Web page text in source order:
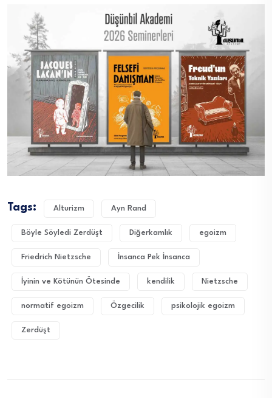
Tags: Alturizm Ayn Rand
Böyle Söyledi Zerdüşt Diğerkamlık egoizm
Friedrich Nietzsche İnsanca Pek İnsanca
İyinin ve Kötünün Ötesinde kendilik Nietzsche
normatif egoizm Özgecilik psikolojik egoizm
Zerdüşt